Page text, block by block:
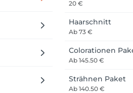
20 €
Haarschnitt
Ab 73 €
Colorationen
Ab 145.50 €
Strähnen Paket
Ab 140.50 €